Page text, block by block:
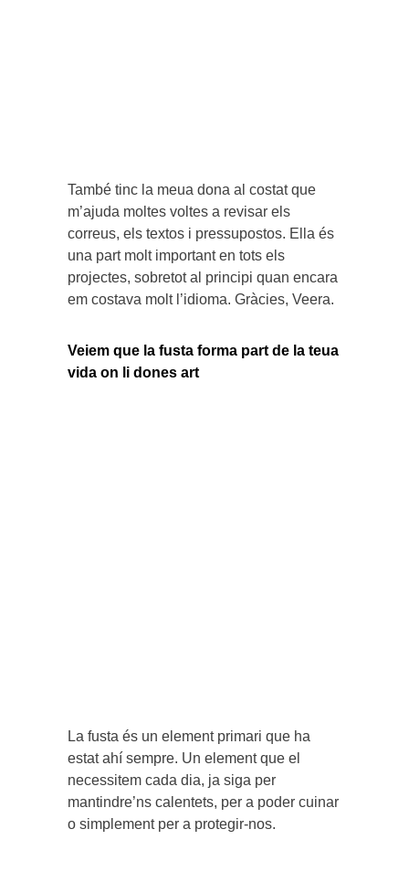
També tinc la meua dona al costat que
m’ajuda moltes voltes a revisar els
correus, els textos i pressupostos. Ella és
una part molt important en tots els
projectes, sobretot al principi quan encara
em costava molt l’idioma. Gràcies, Veera.
Veiem que la fusta forma part de la teua
vida on li dones art
La fusta és un element primari que ha
estat ahí sempre. Un element que el
necessitem cada dia, ja siga per
mantindre’ns calentets, per a poder cuinar
o simplement per a protegir-nos.